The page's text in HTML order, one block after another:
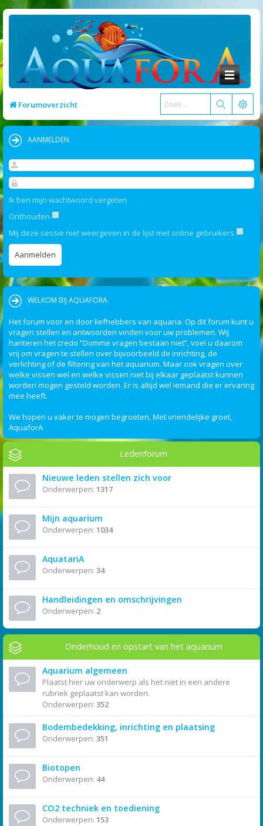
Forumoverzicht
AANMELDEN
Ik ben mijn wachtwoord vergeten
Onthouden
Mij deze sessie niet weergeven in de lijst met online gebruikers
WELKOM BIJ AQUAFORA.
Het forum voor en door liefhebbers van aquaria. Op dit forum kunt u
vragen stellen en antwoorden vinden voor uw problemen. Wij
hanteren het credo “Domme vragen bestaan niet”, voel u daarom
vrij om vragen te stellen over bijvoorbeeld de inrichting, de
verlichting of de filtering van het aquarium. Maar ook vragen over
welke vissen wel en welke vissen niet bij elkaar geplaatst kunnen
worden mogen gesteld worden. Er is altijd wel iemand die er ervaring
mee heeft.
We hopen u vaker te mogen begroeten, Met vriendelijke groet,
AquaforA
Ledenforum
Nieuwe leden stellen zich voor
Onderwerpen: 1317
Mijn aquarium
Onderwerpen: 1034
AquatariA
Onderwerpen: 34
Handleidingen en omschrijvingen
Onderwerpen: 2
Onderhoud en opstart van het aquarium
Aquarium algemeen
Plaatst hier uw onderwerp als het niet in een andere
rubriek geplaatst kan worden.
Onderwerpen: 352
Bodembedekking, inrichting en plaatsing
Onderwerpen: 351
Biotopen
Onderwerpen: 44
CO2 techniek en toediening
Onderwerpen: 153